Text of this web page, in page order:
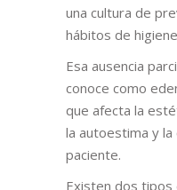
una cultura de
hábitos de
Esa ausencia
conoce como
que afecta la
la autoestima y la
paciente.
Existen dos tipos